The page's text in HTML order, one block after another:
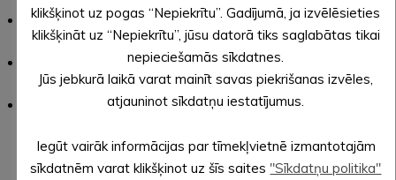
nosūtot kā elektronisku iesniegumu uz pašvaldības e-
adresi portālā latvija.gov.lv,
nosūtot elektroniski parakstītu iesniegumu uz e-pasta
adresipriekslikumi@aluksne.lv,
nogādājot pašvaldībā pašrocīgi parakstītu iesniegumu vai
vienotajiem klientu apkalpošanas centriem
(administratīvajā ēkā Dārza ielā 11, Alūksnē, vai pagastu
klikšķinot uz pogas “Nepiekrītu”. Gadījumā, ja izvēlēsieties
klikšķināt uz “Nepiekrītu”, jūsu datorā tiks saglabātas tikai
nepieciešamās sīkdatnes.
Jūs jebkurā laikā varat mainīt savas piekrišanas izvēles,
atjauninot sīkdatņu iestatījumus.
Iegūt vairāk informācijas par tīmekļvietnē izmantotajām
sīkdatnēm varat klikšķinot uz šīs saites "Sīkdatņu politika"